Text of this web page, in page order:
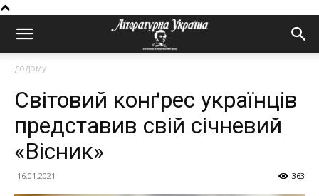
додому
Свiтовий конґрес українців
представив свій січневий
«Вісник»
16.01.2021 363